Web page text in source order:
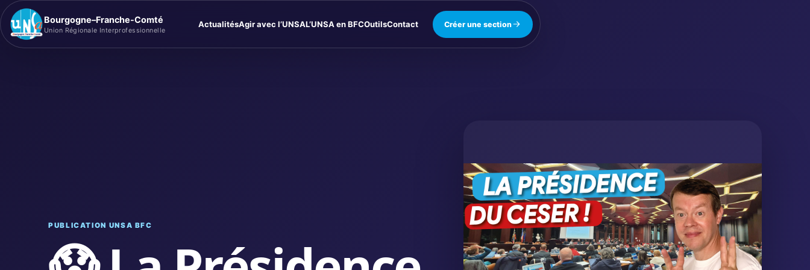
Bourgogne–Franche-Comté
Union Régionale Interprofessionnelle
ActualitésAgir avec l’UNSAL’UNSA en BFCOutilsContact Créer une section
PUBLICATION UNSA BFC